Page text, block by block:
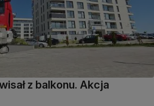
z balkonu. Akcja